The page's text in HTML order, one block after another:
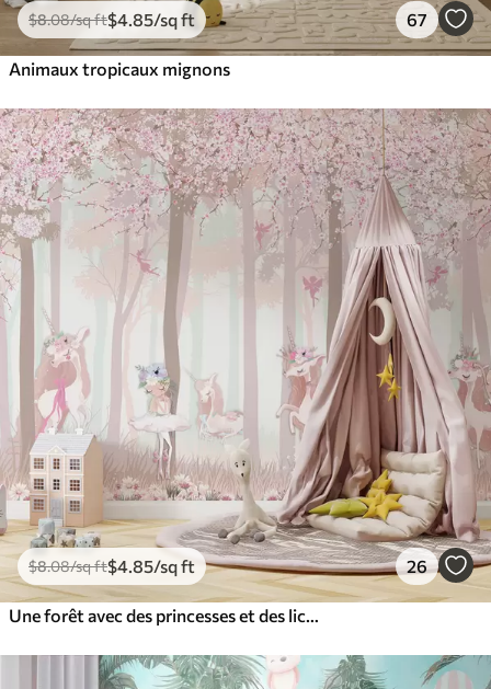
$8.08/sq ft$4 .85/sq ft 67
Animaux tropicaux mignons
$8.08/sq ft$4 .85/sq ft 26